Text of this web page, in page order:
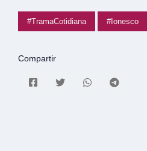
#TramaCotidiana #Ionesco
Compartir